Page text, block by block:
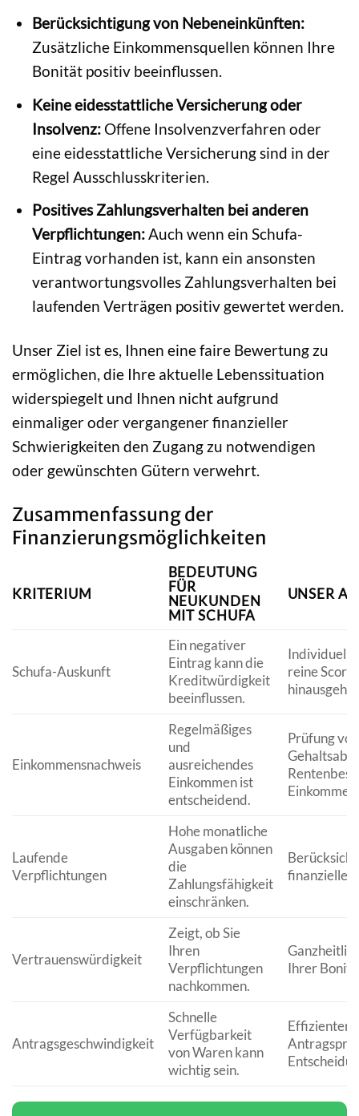
Berücksichtigung von Nebeneinkünften:
Zusätzliche Einkommensquellen können Ihre
Bonität positiv beeinflussen.
Keine eidesstattliche Versicherung oder
Insolvenz:Offene Insolvenzverfahren oder
eine eidesstattliche Versicherung sind in der
Regel Ausschlusskriterien.
Positives Zahlungsverhalten bei anderen
Verpflichtungen:Auch wenn ein Schufa-
Eintrag vorhanden ist, kann ein ansonsten
verantwortungsvolles Zahlungsverhalten bei
laufenden Verträgen positiv gewertet werden.
Unser Ziel ist es, Ihnen eine faire Bewertung zu
ermöglichen, die Ihre aktuelle Lebenssituation
widerspiegelt und Ihnen nicht aufgrund
einmaliger oder vergangener finanzieller
Schwierigkeiten den Zugang zu notwendigen
oder gewünschten Gütern verwehrt.
Zusammenfassung der
Finanzierungsmöglichkeiten
KRITERIUM
BEDEUTUNG
FÜR
NEUKUNDEN
MIT SCHUFA
UNSER
Schufa-Auskunft
Ein negativer
Eintrag kann die
Kreditwürdigkeit
beeinflussen.
reine
hinausgeht.
Einkommensnachweis
Regelmäßiges
und
ausreichendes
Einkommen ist
entscheidend.
Prüfung von
Laufende
Verpflichtungen
Hohe monatliche
Ausgaben können
die
Zahlungsfähigkeit
einschränken.
finanziellen
Vertrauenswürdigkeit
Zeigt, ob Sie
Ihren
Verpflichtungen
nachkommen.
Ihrer
Antragsgeschwindigkeit
Schnelle
Verfügbarkeit
von Waren kann
wichtig sein.
Effizienter